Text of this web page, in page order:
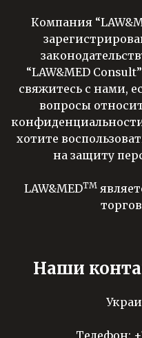
Компания
“LAW&MED
свяжитесь с нами,
вопросы
хотите
на защиту
LAW&MEDТМ
Наши
Телефон: